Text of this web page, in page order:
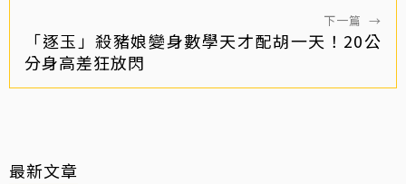
下一篇 →
「逐玉」殺豬娘變身數學天才配胡一天！20公
分身高差狂放閃
最新文章